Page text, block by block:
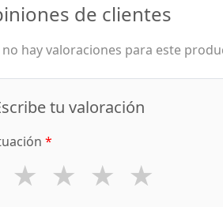
de clientes
no hay valoraciones para este
tu valoración
*
★ ★ ★ ★